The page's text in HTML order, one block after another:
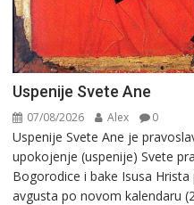
Uspenije Svete Ane
07/08/2026 Alex 0
Uspenije Svete Ane je
upokojenje (uspenije) Svete
Bogorodice i bake Isusa Hrista
avgusta po novom kalendaru